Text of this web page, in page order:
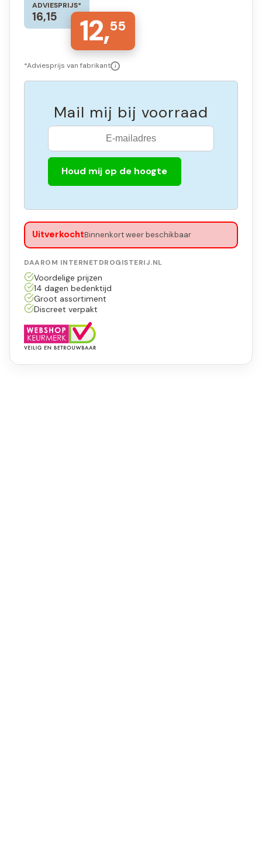
ADVIESPRIJS*
16,15 12,55
*Adviesprijs van fabrikant i
Mail mij bij voorraad
Houd mij op de hoogte
UitverkochtBinnenkort weer beschikbaar
DAAROM INTERNETDROGISTERIJ.NL
Voordelige prijzen
14 dagen bedenktijd
Groot assortiment
Discreet verpakt